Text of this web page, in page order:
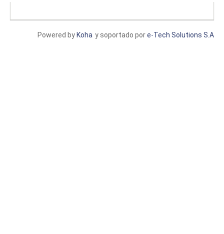
y soportado pore-Tech Solutions S.A
Powered by Koha